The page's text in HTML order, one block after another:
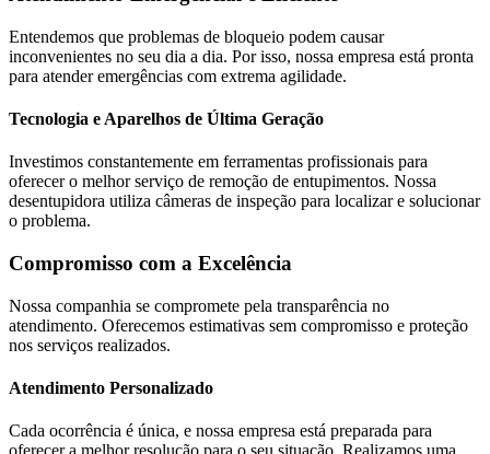
Entendemos que problemas de bloqueio podem causar
inconvenientes no seu dia a dia. Por isso, nossa empresa está pronta
para atender emergências com extrema agilidade.
Tecnologia e Aparelhos de Última Geração
Investimos constantemente em ferramentas profissionais para
oferecer o melhor serviço de remoção de entupimentos. Nossa
desentupidora utiliza câmeras de inspeção para localizar e solucionar
o problema.
Compromisso com a Excelência
Nossa companhia se compromete pela transparência no
atendimento. Oferecemos estimativas sem compromisso e proteção
nos serviços realizados.
Atendimento Personalizado
Cada ocorrência é única, e nossa empresa está preparada para